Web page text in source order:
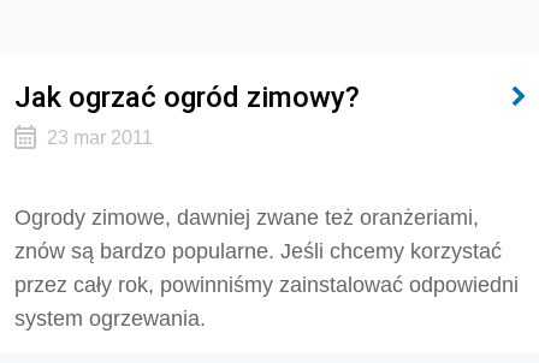
Jak ogrzać ogród zimowy?
23 mar 2011
Ogrody zimowe, dawniej zwane też oranżeriami,
znów są bardzo popularne. Jeśli chcemy korzystać
przez cały rok, powinniśmy zainstalować odpowiedni
system ogrzewania.